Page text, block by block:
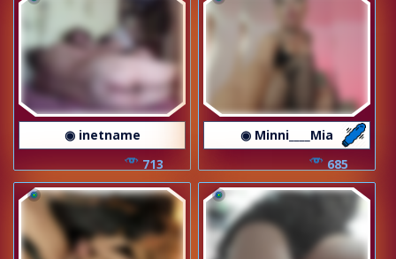
◉ inetname
713
◉ Minni____Mia
685